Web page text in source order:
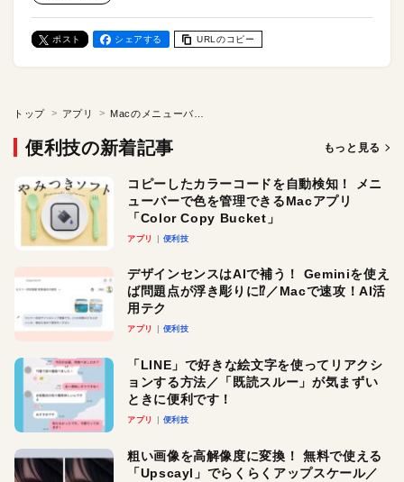
ポスト シェアする URLのコピー
トップ アプリ
便利技の新着記事 もっと見る
コピーしたカラーコードを自動検知！ メニ
ューバーで色を管理できるMacアプリ
「Color Copy Bucket」
アプリ 便利技
デザインセンスはAIで補う！ Geminiを使え
ば問題点が浮き彫りに⁉︎／Macで速攻！AI活
用テク
アプリ 便利技
「LINE」で好きな絵文字を使ってリアクシ
ョンする方法／「既読スルー」が気まずい
ときに便利です！
アプリ 便利技
粗い画像を高解像度に変換！ 無料で使える
「Upscayl」でらくらくアップスケール／